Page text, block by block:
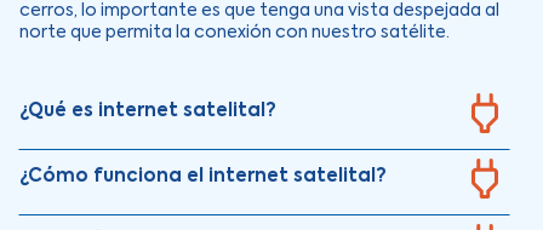
cerros, lo importante es que tenga una vista despejada al
norte que permita la conexión con nuestro satélite.
¿Qué es internet satelital?
¿Cómo funciona el internet satelital?